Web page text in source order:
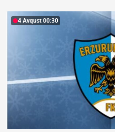
4 Avqust 00:30